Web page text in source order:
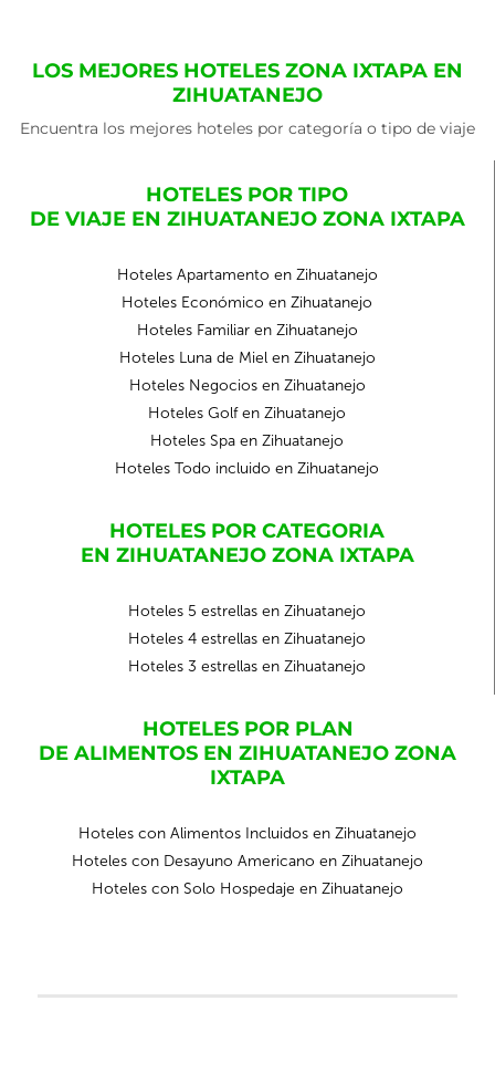
LOS MEJORES HOTELES ZONA IXTAPA EN
ZIHUATANEJO
Encuentra los mejores hoteles por categoría o tipo de viaje
HOTELES POR TIPO
DE VIAJE EN ZIHUATANEJO ZONA IXTAPA
Hoteles Apartamento en Zihuatanejo
Hoteles Económico en Zihuatanejo
Hoteles Familiar en Zihuatanejo
Hoteles Luna de Miel en Zihuatanejo
Hoteles Negocios en Zihuatanejo
Hoteles Golf en Zihuatanejo
Hoteles Spa en Zihuatanejo
Hoteles Todo incluido en Zihuatanejo
HOTELES POR CATEGORIA
EN ZIHUATANEJO ZONA IXTAPA
Hoteles 5 estrellas en Zihuatanejo
Hoteles 4 estrellas en Zihuatanejo
Hoteles 3 estrellas en Zihuatanejo
HOTELES POR PLAN
DE ALIMENTOS EN ZIHUATANEJO ZONA
IXTAPA
Hoteles con Alimentos Incluidos en Zihuatanejo
Hoteles con Desayuno Americano en Zihuatanejo
Hoteles con Solo Hospedaje en Zihuatanejo